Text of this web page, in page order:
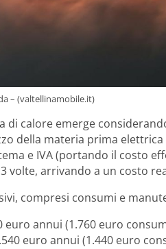
– (valtellinamobile.it)
di calore emerge
della materia prima
e IVA (portando il costo
volte, arrivando a un costo
compresi consumi e
euro annui (1.760 euro
euro annui (1.440 euro